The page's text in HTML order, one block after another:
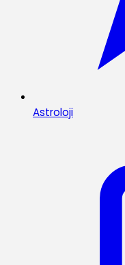
Astroloji